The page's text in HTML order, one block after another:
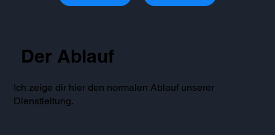
Der Ablauf
Ich zeige dir hier den normalen Ablauf unserer
Dienstleitung.